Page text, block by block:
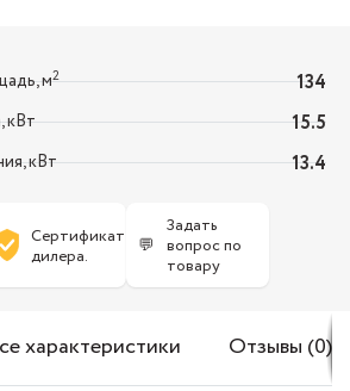
м2 134
кВт 15.5
кВт 13.4
Сертификат
дилера.
💬
Задать
вопрос по
товару
характеристики Отзывы (0)